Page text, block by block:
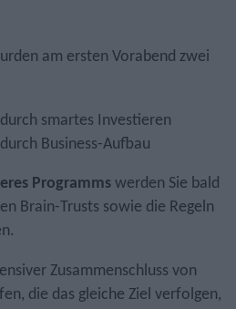
am ersten Vorabend zwei
smartes Investieren
Business-Aufbau
Programms werden Sie bald
Brain-Trusts sowie die Regeln
Zusammenschluss von
die das gleiche Ziel verfolgen,